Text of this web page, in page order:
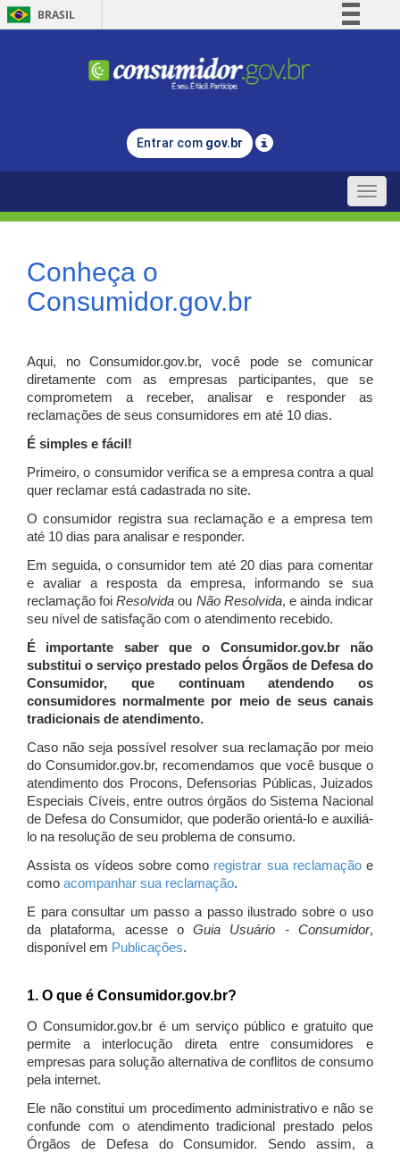
BRASIL
Comunica BR
Legislação
Entrar com gov.br
Toggle
Conheça o
Consumidor.gov.br
Aqui, no Consumidor.gov.br, você pode se comunicar
diretamente com as empresas participantes, que se
comprometem a receber, analisar e responder as
reclamações de seus consumidores em até 10 dias.
É simples e fácil!
Primeiro, o consumidor verifica se a empresa contra a qual
quer reclamar está cadastrada no site.
O consumidor registra sua reclamação e a empresa tem
até 10 dias para analisar e responder.
Em seguida, o consumidor tem até 20 dias para comentar
e avaliar a resposta da empresa, informando se sua
reclamação foiResolvida ou Não Resolvida, e ainda indicar
seu nível de satisfação com o atendimento recebido.
É importante saber que o Consumidor.gov.br não
substitui o serviço prestado pelos Órgãos de Defesa do
Consumidor, que continuam atendendo os
consumidores normalmente por meio de seus canais
tradicionais de atendimento.
Caso não seja possível resolver sua reclamação por meio
do Consumidor.gov.br, recomendamos que você busque o
atendimento dos Procons, Defensorias Públicas, Juizados
Especiais Cíveis, entre outros órgãos do Sistema Nacional
de Defesa do Consumidor, que poderão orientá-lo e auxiliá-
lo na resolução de seu problema de consumo.
Assista os vídeos sobre como registrar sua reclamaçãoe
como acompanhar sua reclamação.
E para consultar um passo a passo ilustrado sobre o uso
da plataforma, acesse oGuia Usuário - Consumidor,
disponível em Publicações.
1. O que é Consumidor.gov.br?
O Consumidor.gov.br é um serviço público e gratuito que
permite a interlocução direta entre consumidores e
empresas para solução alternativa de conflitos de consumo
pela internet.
Ele não constitui um procedimento administrativo e não se
confunde com o atendimento tradicional prestado pelos
Órgãos de Defesa do Consumidor. Sendo assim, a